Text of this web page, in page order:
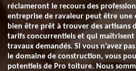
réclameront le recours des
entreprise de ravaleur peut être une
bien être prêt à trouver des artisans
tarifs concurrentiels et qui maîtrisent
travaux demandés. Si vous n’avez
le domaine de construction, vous
potentiels de Pro toiture. Nous